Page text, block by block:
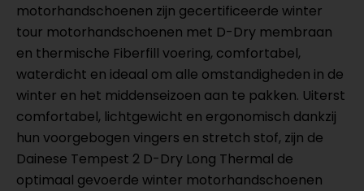
motorhandschoenen zijn gecertificeerde winter
tour motorhandschoenen met D-Dry membraan
en thermische Fiberfill voering, comfortabel,
waterdicht en ideaal om alle omstandigheden in de
winter en het middenseizoen aan te pakken. Uiterst
comfortabel, lichtgewicht en ergonomisch dankzij
hun voorgebogen vingers en stretch stof, zijn de
Dainese Tempest 2 D-Dry Long Thermal de
optimaal gevoerde winter motorhandschoenen